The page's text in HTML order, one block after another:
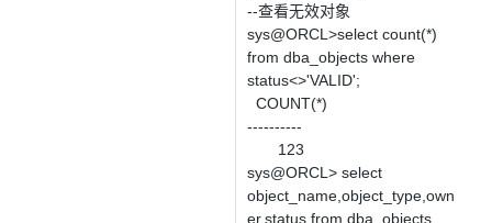
--查看无效对象
sys@ORCL>select count(*)
from dba_objects where
status<>'VALID';
COUNT(*)
----------
123
sys@ORCL> select
object_name,object_type,own
er,status from dba_objects